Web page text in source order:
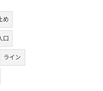
め
口
ライン